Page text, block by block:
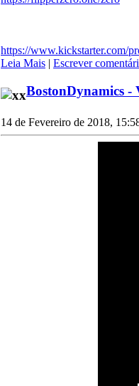
https://www.kickstarter.com/
Leia Mais | Escrever
BostonDynamics -
14 de Fevereiro de 2018,